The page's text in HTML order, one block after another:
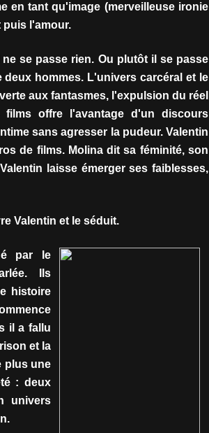
en tant qu'image (merveilleuse ironie
puis l'amour.
se passe rien. Ou plutôt il se passe
hommes. L'univers carcéral et le
aux fantasmes, l'expulsion du réel
offre l'avantage d'un discours
sans agresser la pudeur. Valentin
de films. Molina dit sa féminité, son
laisse émerger ses faiblesses,
Valentin et le séduit.
par le
Ils
histoire
il a fallu
et la
plus une
: deux
univers